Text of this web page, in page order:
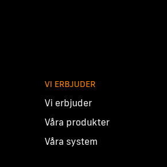
VI ERBJUDER
Vi erbjuder
Våra produkter
Våra system